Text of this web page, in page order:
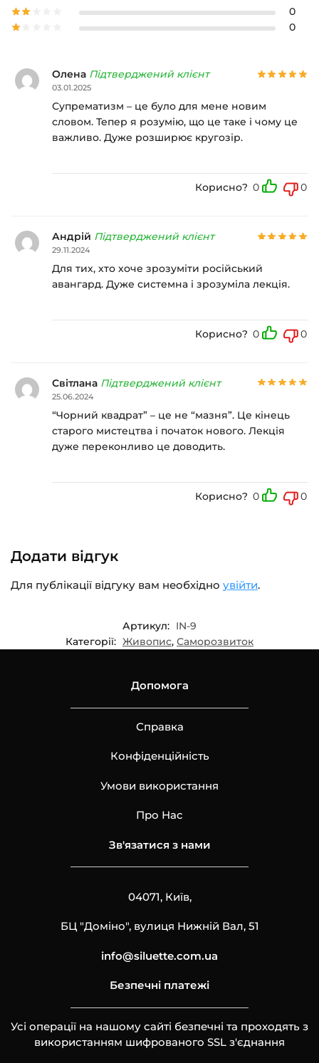
0
0
Олена Підтверджений клієнт
03.01.2025
Супрематизм – це було для мене новим
словом. Тепер я розумію, що це таке і чому це
важливо. Дуже розширює кругозір.
Корисно? 0 0
Андрій Підтверджений клієнт
29.11.2024
Для тих, хто хоче зрозуміти російський
авангард. Дуже системна і зрозуміла лекція.
Корисно? 0 0
Світлана Підтверджений клієнт
25.06.2024
“Чорний квадрат” – це не “мазня”. Це кінець
старого мистецтва і початок нового. Лекція
дуже переконливо це доводить.
Корисно? 0 0
Додати відгук
Для публікації відгуку вам необхідно увійти.
Артикул: IN-9
Категорії: Живопис, Саморозвиток
Допомога
Справка
Конфіденційність
Умови використання
Про Нас
Зв'язатися з нами
04071, Київ,
БЦ "Доміно", вулиця Нижній Вал, 51
info@siluette.com.ua
Безпечні платежі
Усі операції на нашому сайті безпечні та проходять з
використанням шифрованого SSL з'єднання